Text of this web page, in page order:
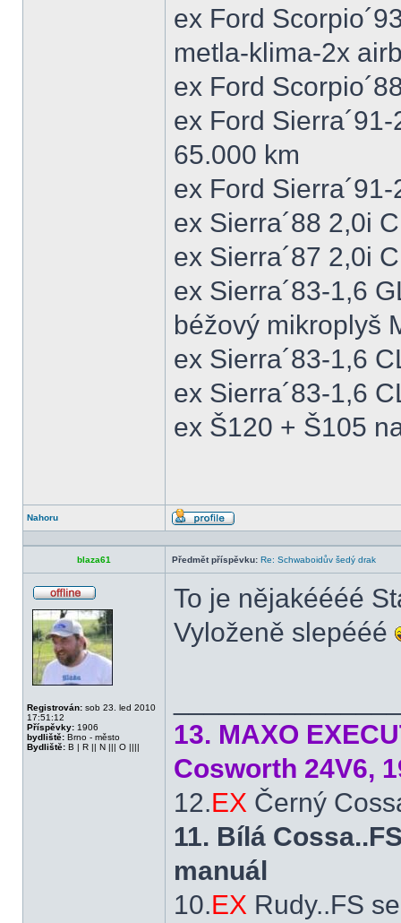
ex Ford
metla-klima-2x
ex Ford
ex Ford
65.000 km
ex Ford
ex Sierra´88 2,0i
ex Sierra´87 2,0i
ex Sierra´83-1,6
béžový mikroplyš
ex Sierra´83-1,6
ex Sierra´83-1,6
ex Š120 + Š105
Nahoru
Profil
blaza61 Předmět příspěvku: Re: Schwaboidův šedý drak
Registrován: sob 23. led 2010
17:51:12
Příspěvky: 1906
bydliště: Brno - město
Bydliště: B | R || N ||| O ||||
To je nějakéééé
Vyloženě slepééé
13. MAXO
Cosworth 24V6,
12.EX Černý
11. Bílá
manuál
10.EX Rudy..FS